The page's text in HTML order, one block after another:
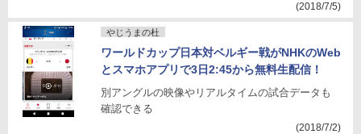
(2018/7/5)
やじうまの杜
ワールドカップ日本対ベルギー戦がNHKのWeb
とスマホアプリで3日2:45から無料生配信！
別アングルの映像やリアルタイムの試合データも
確認できる
(2018/7/2)